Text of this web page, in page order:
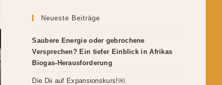
Neueste Beiträge
Saubere Energie oder gebrochene
Versprechen? Ein tiefer Einblick in Afrikas
Biogas-Herausforderung
Die Dii auf Expansionskurs!￼